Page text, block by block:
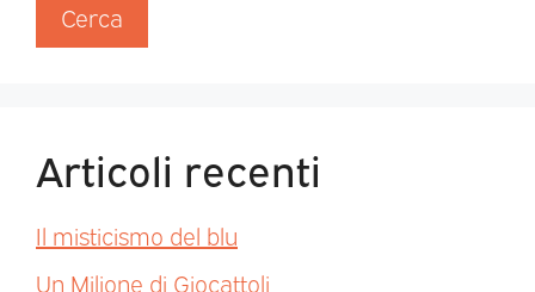
Cerca
Articoli recenti
Il misticismo del blu
Un Milione di Giocattoli